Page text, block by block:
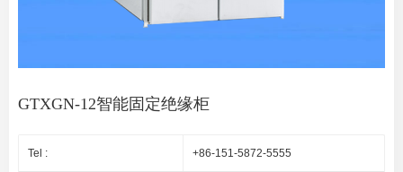
GTXGN-12智能固定绝缘柜
Tel : +86-151-5872-5555